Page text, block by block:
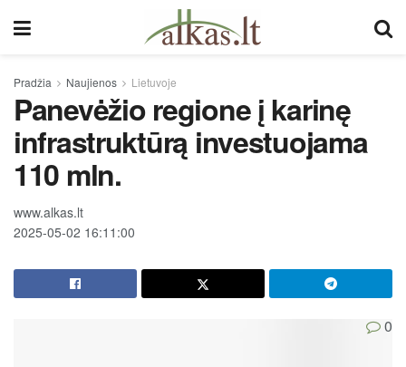
Pradžia Naujienos Lietuvoje
Panevėžio regione į karinę
infrastruktūrą investuojama
110 mln.
www.alkas.lt
2025-05-02 16:11:00
0